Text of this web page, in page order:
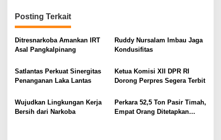
g
a
s
p
o
Posting Terkait
Ditresnarkoba Amankan IRT
Asal Pangkalpinang
Ruddy Nursalam Imbau Jaga
Kondusifitas
Satlantas Perkuat Sinergitas
Penanganan Laka Lantas
Ketua Komisi XII DPR RI
Dorong Perpres Segera Terbit
Wujudkan Lingkungan Kerja
Bersih dari Narkoba
Perkara 52,5 Ton Pasir Timah,
Empat Orang Ditetapkan